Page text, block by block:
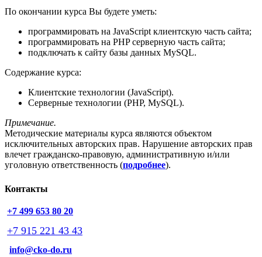
По окончании курса Вы будете уметь:
программировать на JavaScript клиентскую часть сайта;
программировать на PHP серверную часть сайта;
подключать к сайту базы данных MySQL.
Содержание курса:
Клиентские технологии (JavaScript).
Серверные технологии (PHP, MySQL).
Примечание.
Методические материалы курса являются объектом
исключительных авторских прав. Нарушение авторских прав
влечет гражданско-правовую, административную и/или
уголовную ответственность (подробнее).
Контакты
+7 499 653 80 20
+7 915 221 43 43
info@cko-do.ru